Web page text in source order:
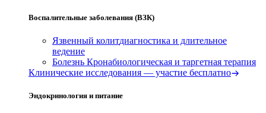
Воспалительные заболевания (ВЗК)
Язвенный колитдиагностика и длительное
ведение
Болезнь Кронабиологическая и таргетная терапия
Клинические исследования — участие бесплатно
Эндокринология и питание